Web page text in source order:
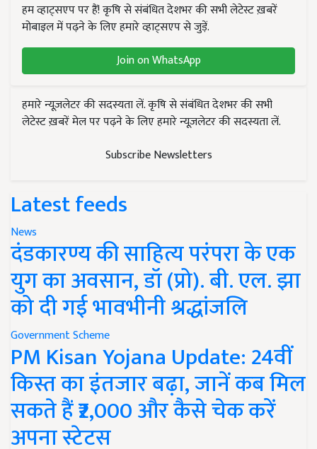
हम व्हाट्सएप पर हैं! कृषि से संबंधित देशभर की सभी लेटेस्ट ख़बरें
मोबाइल में पढ़ने के लिए हमारे व्हाट्सएप से जुड़ें.
Join on WhatsApp
हमारे न्यूज़लेटर की सदस्यता लें. कृषि से संबंधित देशभर की सभी
लेटेस्ट ख़बरें मेल पर पढ़ने के लिए हमारे न्यूज़लेटर की सदस्यता लें.
Subscribe Newsletters
Latest feeds
News
दंडकारण्य की साहित्य परंपरा के एक
युग का अवसान, डॉ (प्रो). बी. एल. झा
को दी गई भावभीनी श्रद्धांजलि
Government Scheme
PM Kisan Yojana Update: 24वीं
किस्त का इंतजार बढ़ा, जानें कब मिल
सकते हैं ₹2,000 और कैसे चेक करें
अपना स्टेटस